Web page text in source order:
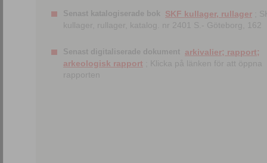
Senast katalogiserade bok SKF kullager, rullager ;
kullager, rullager, katalog. nr 2401 S.- Göteborg, 162
Senast digitaliserade dokument arkivalier; rapport;
arkeologisk rapport ; Klicka på länken för att öppna
rapporten